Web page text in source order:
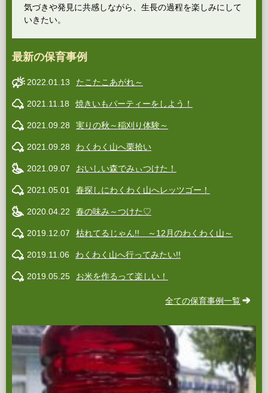
気づきや発見に共感しながら、生長の過程を楽しみにして
いきたい。
最新の保育事例
2022.01.13 たこたこあがれ～
2021.11.18 焼きいもパーティーをしよう！
2021.09.28 実りの秋～稲刈り体験～
2021.09.28 わくわく山へ栗拾い
2021.09.07 おいしい森でみぃつけた！
2021.05.01 春探しにわくわく山へレッツゴー！
2020.04.22 春の味み～つけた♡
2019.12.07 枯れてるじゃん!! ～12月のわくわく山～
2019.11.06 わくわく山へ行ってみたい!!
2019.05.25 お米を作るって楽しい！
全ての保育事例一覧